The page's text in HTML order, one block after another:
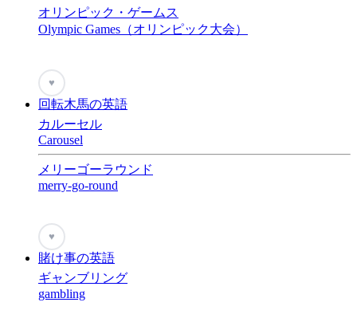
オリンピック・ゲームス
Olympic Games（オリンピック大会）
♥
回転木馬の英語
カルーセル
Carousel
メリーゴーラウンド
merry-go-round
♥
賭け事の英語
ギャンブリング
gambling